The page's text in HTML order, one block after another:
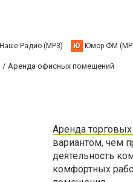
Наше Радио (MP3) Ю Юмор ФМ
Аренда офисных помещений
Аренда
вариантом, чем
деятельность
комфортных